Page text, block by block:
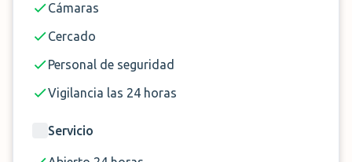
Cámaras
Cercado
Personal de seguridad
Vigilancia las 24 horas
Servicio